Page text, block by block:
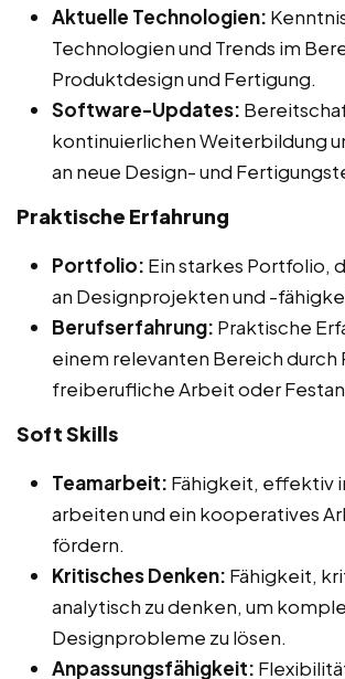
Aktuelle Technologien:
Technologien und Trends im
Produktdesign und Fertigung.
Software-Updates:
kontinuierlichen Weiterbildung
an neue Design- und
Praktische Erfahrung
Portfolio: Ein starkes Portfolio,
an Designprojekten und -
Berufserfahrung: Praktische
einem relevanten Bereich durch
freiberufliche Arbeit oder
Soft Skills
Teamarbeit: Fähigkeit, effektiv
arbeiten und ein kooperatives
fördern.
Kritisches Denken: Fähigkeit,
analytisch zu denken, um
Designprobleme zu lösen.
Anpassungsfähigkeit: